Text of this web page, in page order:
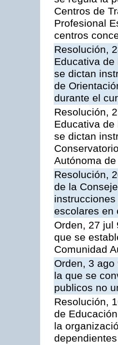
Centros de
Profesional
centros
Resolución,
Educativa
se dictan
de
durante el
Resolución,
Educativa
se dictan
Autónoma
Resolución,
de la
escolares en
Orden, 27 jul
que se
Comunidad
Orden, 3
la que se
publicos no
Resolución,
de
la